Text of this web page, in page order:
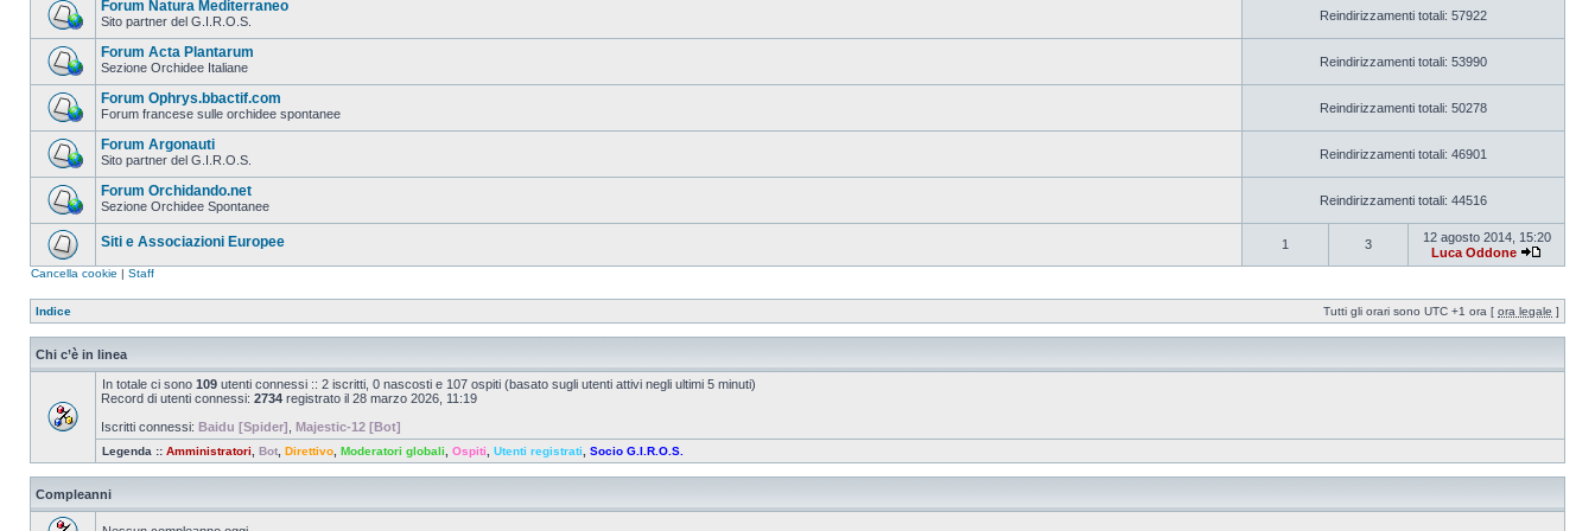
Forum Natura Mediterraneo
Sito partner del G.I.R.O.S. Reindirizzamenti totali: 57922
Forum Acta Plantarum
Sezione Orchidee Italiane Reindirizzamenti totali: 53990
Forum Ophrys.bbactif.com
Forum francese sulle orchidee spontanee Reindirizzamenti totali: 50278
Forum Argonauti
Sito partner del G.I.R.O.S. Reindirizzamenti totali: 46901
Forum Orchidando.net
Sezione Orchidee Spontanee Reindirizzamenti totali: 44516
Siti e Associazioni Europee 1 3
12 agosto 2014, 15:20
Luca Oddone
Cancella cookie | Staff
Indice Tutti gli orari sono UTC +1 ora [ ora legale ]
Chi c’è in linea
In totale ci sono 109 utenti connessi :: 2 iscritti, 0 nascosti e 107 ospiti (basato sugli utenti attivi negli ultimi 5 minuti)
Record di utenti connessi: 2734 registrato il 28 marzo 2026, 11:19
Iscritti connessi: Baidu [Spider] Majestic-12 [Bot]
Legenda :: Amministratori Bot Direttivo Moderatori globali Ospiti Utenti registrati Socio G.I.R.O.S.
Compleanni